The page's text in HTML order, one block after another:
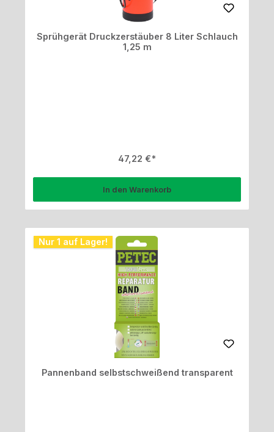
Sprühgerät Druckzerstäuber 8 Liter Schlauch
1,25 m
Regulärer Preis:
47,22 €
In den Warenkorb
Nur 1 auf Lager!
Pannenband selbstschweißend transparent